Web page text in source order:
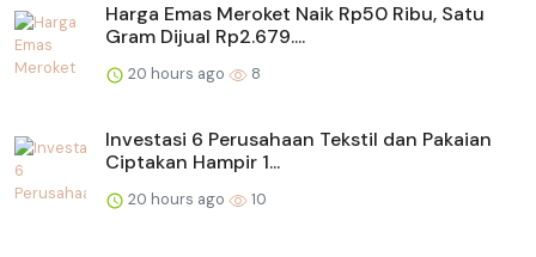
Harga Emas Meroket Naik Rp50 Ribu, Satu
Gram Dijual Rp2.679....
20 hours ago 8
Investasi 6 Perusahaan Tekstil dan Pakaian
Ciptakan Hampir 1...
20 hours ago 10